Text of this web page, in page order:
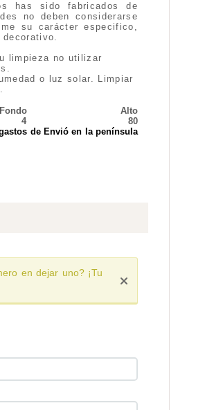
has sido fabricados de
no deben considerarse
su carácter especifico,
limpieza no utilizar
o luz solar. Limpiar
Fondo
Alto
4
80
de Envióen la península
en dejar uno? ¡Tu